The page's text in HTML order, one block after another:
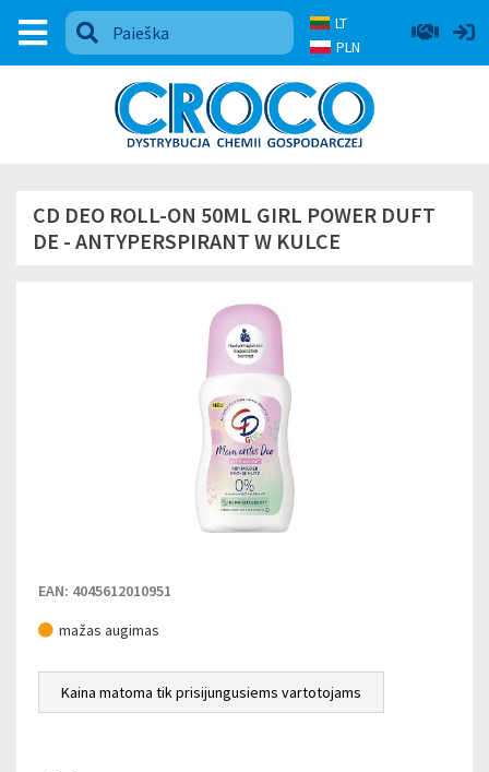
LT
PLN
CD DEO ROLL-ON 50ML GIRL POWER DUFT
DE - ANTYPERSPIRANT W KULCE
EAN: 4045612010951
mažas augimas
Kaina matoma tik prisijungusiems vartotojams